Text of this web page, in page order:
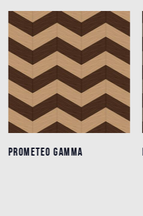
PROMETEO GAMMA
PROMETEO GAMMA